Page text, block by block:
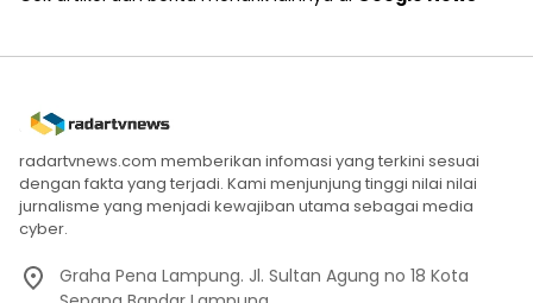
radartvnews.com memberikan infomasi yang terkini sesuai
dengan fakta yang terjadi. Kami menjunjung tinggi nilai nilai
jurnalisme yang menjadi kewajiban utama sebagai media
cyber.
Graha Pena Lampung. Jl. Sultan Agung no 18 Kota